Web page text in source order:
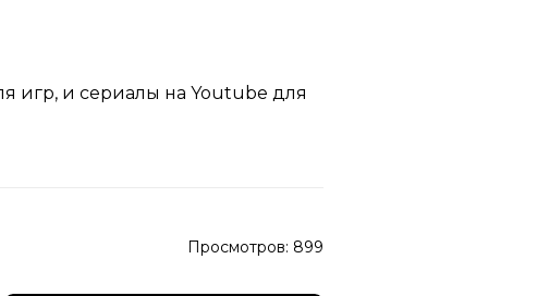
игр, и сериалы на Youtube для
Просмотров: 899